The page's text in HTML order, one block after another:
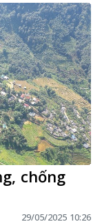
chống
29/05/2025 10:26